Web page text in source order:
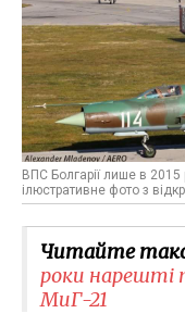
ВПС Болгарії лише в 2015
ілюстративне фото з
Читайте
роки нарешті
МиГ-21